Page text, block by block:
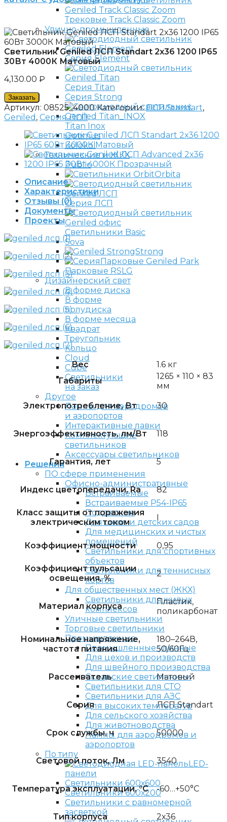
Трековые Track Classic Zoom
Улично-промышленные
Серия Element
Серия Titan
Серия Strong
Titan Inox
Optimus
Kolokol
Технические и ЖКХ
Public
Orbita
Серия ЛСП
Светильники Basic
Sova
Strong
Парковые Geniled Park
Парковые RSLG
Дизайнерский свет
В форме диска
В форме
полудиска
В форме месяца
Квадрат
Треугольник
Кольцо
Cloud
Cube
Светильники
на заказ
Другое
Лампы для аэродромов
и аэропортов
Интерактивные лавки
Комплектующие
светильников
Аксессуары светильников
Решения
ПО сфере применения
Офисно-административные
Встраиваемые
Встраиваемые P54-IP65
Подвесные
Для школ и детских садов
Для медицинских и чистых
помещений
Светильники для спортивных
объектов
Светильники для теннисных
кортов
Для общественных мест (ЖКХ)
Светильники для жилых
комплексов
Уличные светильники
Торговые светильники
Промышленные
Промышленные уличные
Для цехов и производств
Для швейного производства
Складские светильники
Светильники для СТО
Светильники для АЗС
Для высоких температур
Для сельского хозяйства
Для животноводства
Лампы для аэродромов и
аэропортов
По типу
LED-
панели
Светильники 600х600
Светильники 600х200
Светильники с равномерной
засветкой
Светильник Geniled ЛСП Standart 2х36 1200 IP65
30Вт 4000К Матовый
4,130.00 ₽
Заказать
Артикул: 08525_4000 Категории:ЛСП Standart,
Geniled , Серия ЛСП
Описание
Характеристики
Отзывы (0)
Документы
Проекты
Вес
1.6 кг
Габариты
1265 × 110 × 83
мм
Электропотребление, Вт 30
Энергоэффективность, лм/Вт 118
Гарантия, лет 5
Индекс цветопередачи, Ra 82
Класс защиты от поражения
электрическим током
I
Коэффициент мощности 0,95
Коэффициент пульсации
освещения, %
2
Материал корпуса
Пластик,
поликарбонат
Номинальное напряжение,
частота питания
180–264В,
50/60Гц
Рассеиватель Матовый
Серия ЛСП Standart
Срок службы, ч 50000
Световой поток, Лм 3540
Температура эксплуатации, °C -60…+50°С
Тип корпуса 2х36